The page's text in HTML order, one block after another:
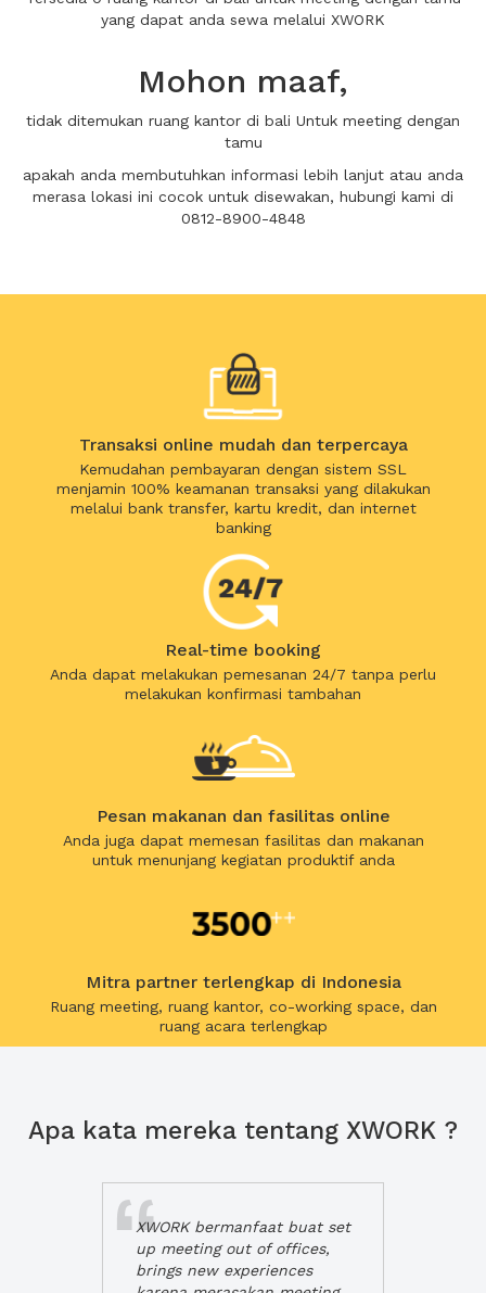
yang dapat anda sewa melalui XWORK
Mohon maaf,
tidak ditemukan ruang kantor di bali Untuk meeting dengan
tamu
apakah anda membutuhkan informasi lebih lanjut atau anda
merasa lokasi ini cocok untuk disewakan, hubungi kami di
0812-8900-4848
Transaksi online mudah dan terpercaya
Kemudahan pembayaran dengan sistem SSL
menjamin 100% keamanan transaksi yang dilakukan
melalui bank transfer, kartu kredit, dan internet
banking
Real-time booking
Anda dapat melakukan pemesanan 24/7 tanpa perlu
melakukan konfirmasi tambahan
Pesan makanan dan fasilitas online
Anda juga dapat memesan fasilitas dan makanan
untuk menunjang kegiatan produktif anda
Mitra partner terlengkap di Indonesia
Ruang meeting, ruang kantor, co-working space, dan
ruang acara terlengkap
Apa kata mereka tentang XWORK ?
XWORK bermanfaat buat set
up meeting out of offices,
brings new experiences